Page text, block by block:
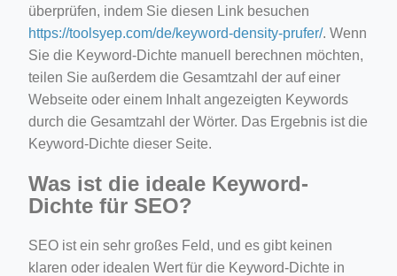
überprüfen, indem Sie diesen Link besuchen
https://toolsyep.com/de/keyword-density-prufer/. Wenn
Sie die Keyword-Dichte manuell berechnen möchten,
teilen Sie außerdem die Gesamtzahl der auf einer
Webseite oder einem Inhalt angezeigten Keywords
durch die Gesamtzahl der Wörter. Das Ergebnis ist die
Keyword-Dichte dieser Seite.
Was ist die ideale Keyword-
Dichte für SEO?
SEO ist ein sehr großes Feld, und es gibt keinen
klaren oder idealen Wert für die Keyword-Dichte in